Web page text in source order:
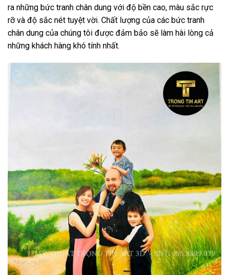
ra những bức tranh chân dung với độ bền cao, màu sắc rực
rỡ và độ sắc nét tuyệt vời. Chất lượng của các bức tranh
chân dung của chúng tôi được đảm bảo sẽ làm hài lòng cả
những khách hàng khó tính nhất.